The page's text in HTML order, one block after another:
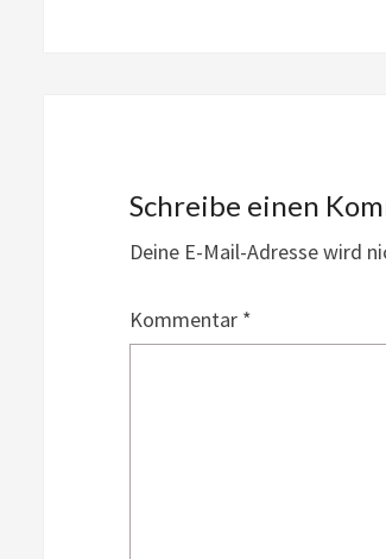
Schreibe einen
Deine E-Mail-Adresse wird
Kommentar *